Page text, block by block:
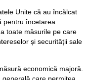
Unite că au încălcat
pentru încetarea
toate măsurile pe care
și securității sale
economică majoră.